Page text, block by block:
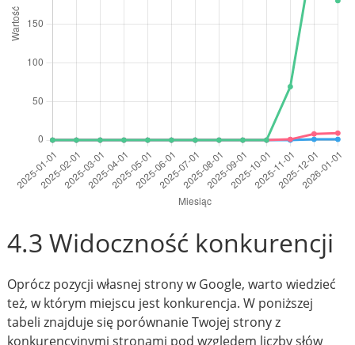
4.3 Widoczność konkurencji
Oprócz pozycji własnej strony w Google, warto wiedzieć
też, w którym miejscu jest konkurencja. W poniższej
tabeli znajduje się porównanie Twojej strony z
konkurencyjnymi stronami pod względem liczby słów